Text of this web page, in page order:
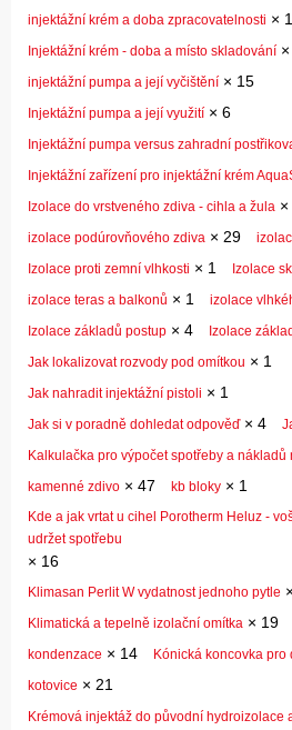
injektážní krém a doba zpracovatelnosti ×
Injektážní krém - doba a místo skladování ×
injektážní pumpa a její vyčištění × 15
Injektážní pumpa a její využití × 6
Injektážní pumpa versus zahradní
Injektážní zařízení pro injektážní krém
Izolace do vrstveného zdiva - cihla a žula ×
izolace podúrovňového zdiva × 29
Izolace proti zemní vlhkosti × 1 Izolace
izolace teras a balkonů × 1 izolace
Izolace základů postup × 4 Izolace
Jak lokalizovat rozvody pod omítkou × 1
Jak nahradit injektážní pistoli × 1
Jak si v poradně dohledat odpověď× 4
Kalkulačka pro výpočet spotřeby a nákladů
kamenné zdivo × 47 kb bloky × 1
Kde a jak vrtat u cihel Porotherm Heluz -
udržet spotřebu
× 16
Klimasan Perlit W vydatnost jednoho pytle ×
Klimatická a tepelně izolační omítka × 19
kondenzace × 14 Kónická koncovka pro
kotovice × 21
Krémová injektáž do původní hydroizolace